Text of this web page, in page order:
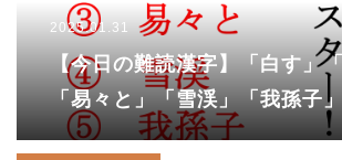
2025.01.31
【今日の難読漢字】「白す」「
「易々と」「雪渓」「我孫子
て読む！？